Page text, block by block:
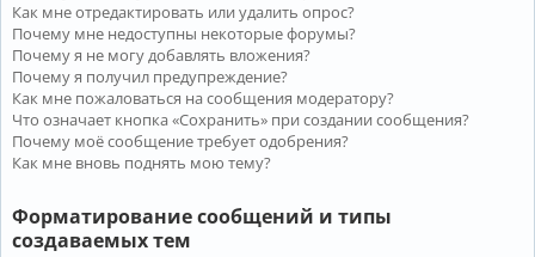
Как мне отредактировать или удалить опрос?
Почему мне недоступны некоторые форумы?
Почему я не могу добавлять вложения?
Почему я получил предупреждение?
Как мне пожаловаться на сообщения модератору?
Что означает кнопка «Сохранить» при создании сообщения?
Почему моё сообщение требует одобрения?
Как мне вновь поднять мою тему?
Форматирование сообщений и типы
создаваемых тем